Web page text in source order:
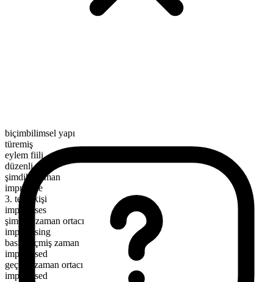
biçimbilimsel yapı
türemiş
eylem fiili
düzenli
şimdiki zaman
improvise
3. tekil kişi
improvises
şimdiki zaman ortacı
improvising
basit geçmiş zaman
improvised
geçmiş zaman ortacı
improvised